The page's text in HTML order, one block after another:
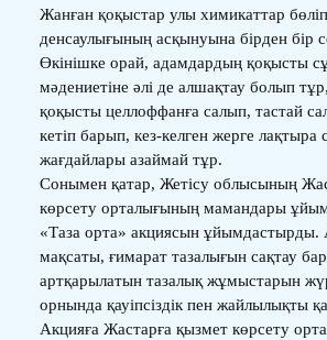
Жанған қоқыстар улы химикаттар
денсаулығының асқынуына бірден бір
Өкінішке орай, адамдардың қоқысты
мәдениетіне әлі де алшақтау болып
қоқысты целлоффанға салып, тастай
кетіп барып, кез-келген жерге лақтыра
жағдайлары азаймай тұр.
Сонымен қатар, Жетісу облысының
көрсету орталығының мамандары
«Таза орта» акциясын
мақсаты, ғимарат тазалығын сақтау
артқарылатын тазалық жұмыстарын
орнында қауіпсіздік пен жайлылықты
Акцияға Жастарға қызмет көрсету